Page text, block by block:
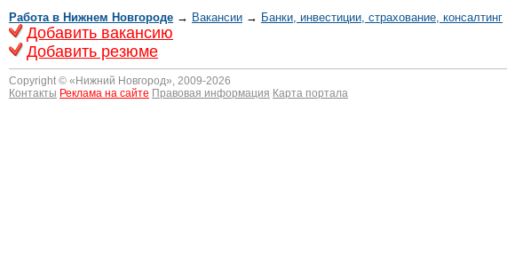
Работа в Нижнем Новгороде → Вакансии → Банки, инвестиции, страхование, консалтинг
Добавить вакансию
Добавить резюме
Copyright © « Нижний Новгород», 2009-2026
Контакты Реклама на сайте Правовая информация Карта портала